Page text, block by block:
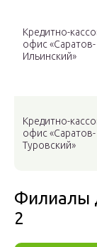
Кредитно-
офис «Саратов-
Ильинский»
Кредитно-
офис «Саратов-
Туровский»
Филиалы
2